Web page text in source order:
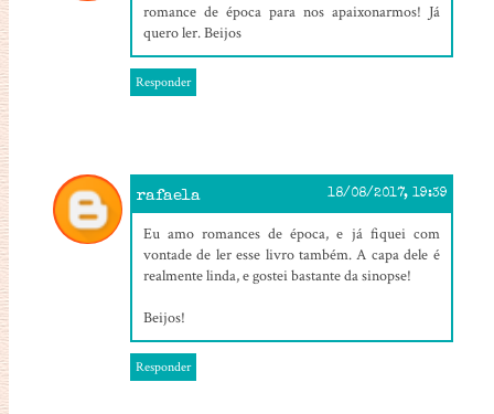
romance de época para nos apaixonarmos! Já
quero ler. Beijos
Responder
rafaela 18/08/2017, 19:39
Eu amo romances de época, e já fiquei com
vontade de ler esse livro também. A capa dele é
realmente linda, e gostei bastante da sinopse!
Beijos!
Responder